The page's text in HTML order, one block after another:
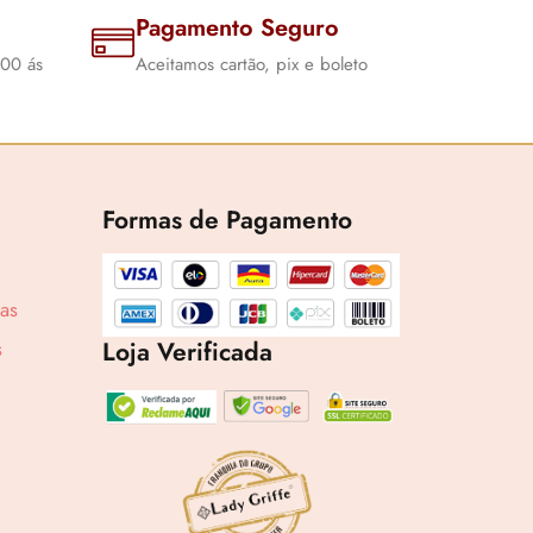
ás
Pagamento Seguro
Aceitamos cartão, pix e boleto
Formas de Pagamento
Loja Verificada